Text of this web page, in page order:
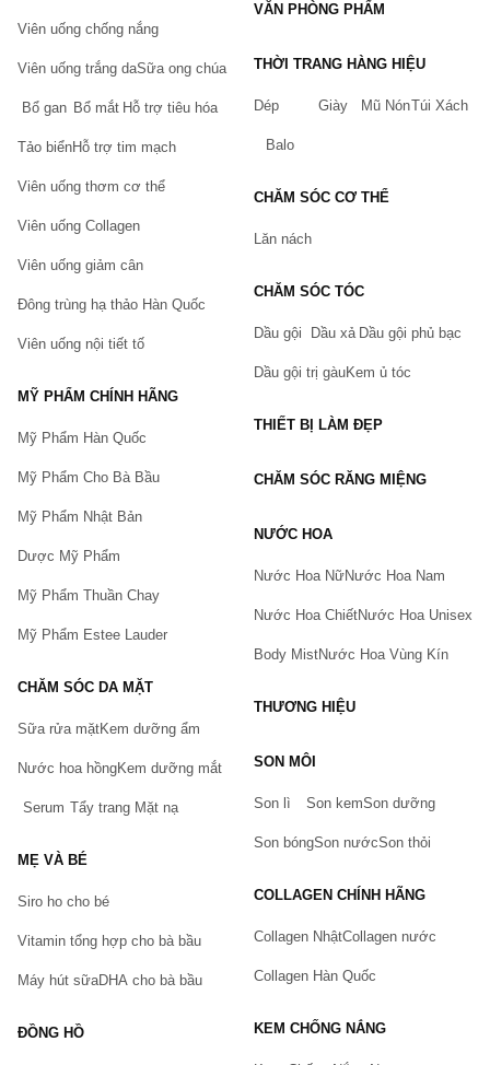
Bạn gặp vấn đề về sản phẩm hay mua hàng?
Hãy báo lỗi cho chúng tôi. Hoặc gọi cho chúng tôi qua số
Viên uống chống nắng
Viên uống trắng daSữa ong chúa
Bổ gan Bổ mắt Hỗ trợ tiêu hóa
Tảo biểnHỗ trợ tim mạch
Viên uống thơm cơ thể
Viên uống Collagen
Viên uống giảm cân
Đông trùng hạ thảo Hàn Quốc
Viên uống nội tiết tố
MỸ PHẨM CHÍNH HÃNG
Mỹ Phẩm Hàn Quốc
Mỹ Phẩm Cho Bà Bầu
Mỹ Phẩm Nhật Bản
Dược Mỹ Phẩm
Mỹ Phẩm Thuần Chay
Mỹ Phẩm Estee Lauder
CHĂM SÓC DA MẶT
Sữa rửa mặtKem dưỡng ẩm
Nước hoa hồngKem dưỡng mắt
Serum Tẩy trang Mặt nạ
MẸ VÀ BÉ
Siro ho cho bé
Vitamin tổng hợp cho bà bầu
Máy hút sữaDHA cho bà bầu
ĐỒNG HỒ
VĂN PHÒNG PHẨM
THỜI TRANG HÀNG HIỆU
Dép Giày Mũ NónTúi Xách
Balo
CHĂM SÓC CƠ THỂ
Lăn nách
CHĂM SÓC TÓC
Dầu gội Dầu xả Dầu gội phủ bạc
Dầu gội trị gàuKem ủ tóc
THIẾT BỊ LÀM ĐẸP
CHĂM SÓC RĂNG MIỆNG
NƯỚC HOA
Nước Hoa NữNước Hoa Nam
Nước Hoa ChiếtNước Hoa Unisex
Body MistNước Hoa Vùng Kín
THƯƠNG HIỆU
SON MÔI
Son lì Son kemSon dưỡng
Son bóngSon nướcSon thỏi
COLLAGEN CHÍNH HÃNG
Collagen NhậtCollagen nước
Collagen Hàn Quốc
KEM CHỐNG NẮNG